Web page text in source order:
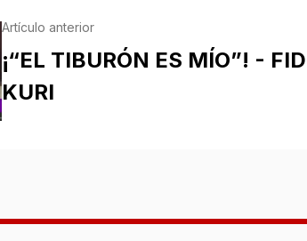
Artículo anterior
¡“EL TIBURÓN ES MÍO”! -
KURI